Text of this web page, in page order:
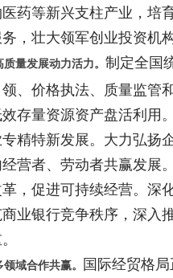
药等新兴支柱产业，培
，壮大领军创业投资机
量发展动力活力。 制定全国
、价格执法、质量监管
存量资源资产盘活利
精特新发展。大力弘
营者、劳动者共赢发
，促进可持续经营。
业银行竞争秩序，深
域合作共赢。 国际经贸格